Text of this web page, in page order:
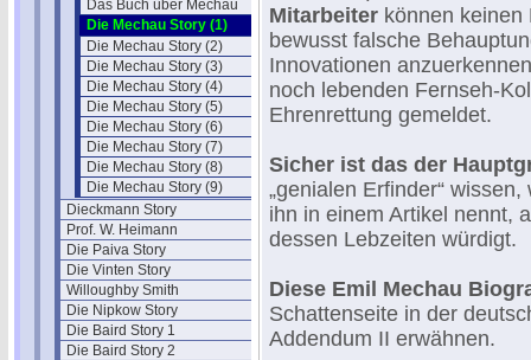
Das Buch über Mechau
Die Mechau Story (1)
Die Mechau Story (2)
Die Mechau Story (3)
Die Mechau Story (4)
Die Mechau Story (5)
Die Mechau Story (6)
Die Mechau Story (7)
Die Mechau Story (8)
Die Mechau Story (9)
Dieckmann Story
Prof. W. Heimann
Die Paiva Story
Die Vinten Story
Willoughby Smith
Die Nipkow Story
Die Baird Story 1
Die Baird Story 2
Mitarbeiter können
bewusst falsche
Innovationen
noch lebenden Fernseh-
Ehrenrettung gemeldet.
Sicher ist das der
„genialen Erfinder“
ihn in einem Artikel nennt,
dessen Lebzeiten würdigt.
Diese Emil Mechau
Schattenseite in der
Addendum II erwähnen.